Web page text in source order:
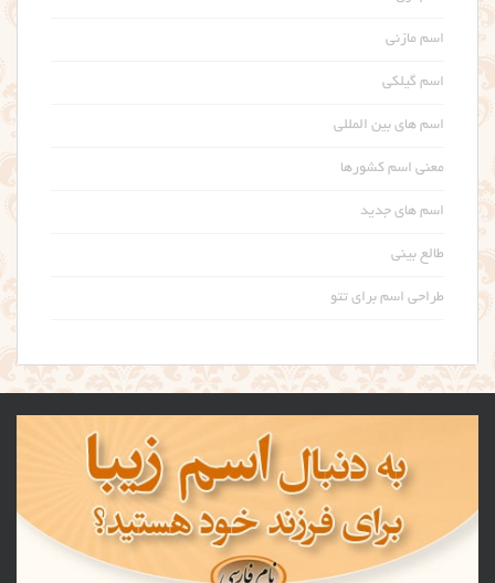
اسم مازنی
اسم گیلکی
اسم های بین المللی
معنی اسم کشورها
اسم های جدید
طالع بینی
طراحی اسم برای تتو